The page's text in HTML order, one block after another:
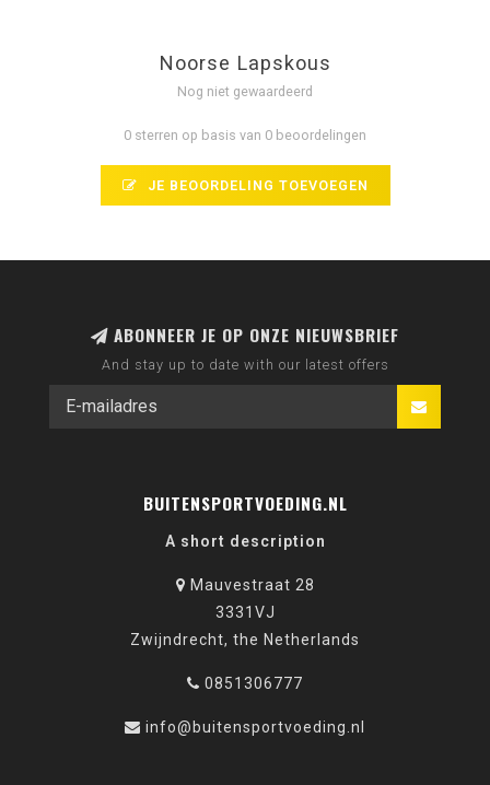
Noorse Lapskous
Nog niet gewaardeerd
0 sterren op basis van 0 beoordelingen
JE BEOORDELING TOEVOEGEN
ABONNEER JE OP ONZE NIEUWSBRIEF
And stay up to date with our latest offers
BUITENSPORTVOEDING.NL
A short description
Mauvestraat 28
3331VJ
Zwijndrecht, the Netherlands
0851306777
info@buitensportvoeding.nl